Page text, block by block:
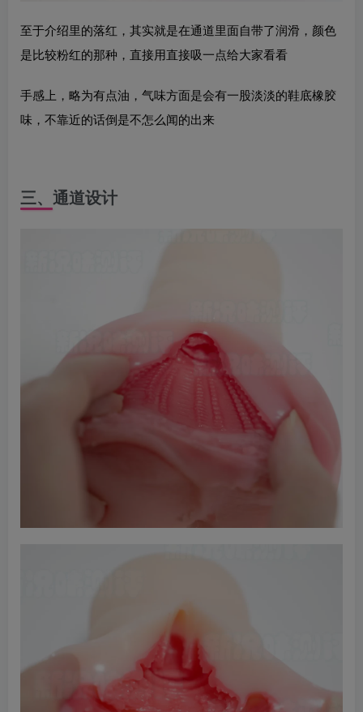
至于介绍里的落红，其实就是在通道里面自带了润滑，颜色
是比较粉红的那种，直接用直接吸一点给大家看看
手感上，略为有点油，气味方面是会有一股淡淡的鞋底橡胶
味，不靠近的话倒是不怎么闻的出来
三、通道设计